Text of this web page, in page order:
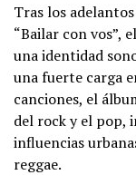
Tras los
“Bailar con vos”,
una identidad
una fuerte carga
canciones, el
del rock y el pop,
influencias
reggae.